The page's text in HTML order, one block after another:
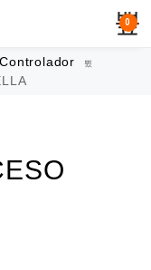
0
Controlador